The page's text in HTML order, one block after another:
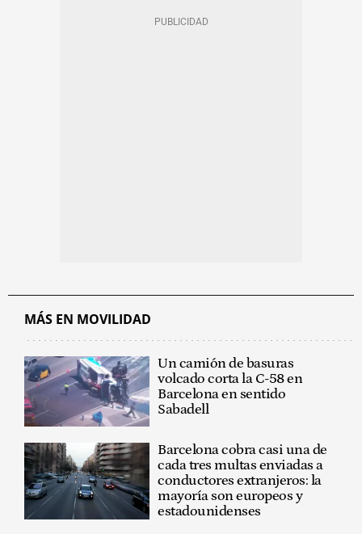
MÁS EN MOVILIDAD
Un camión de basuras
volcado corta la C-58 en
Barcelona en sentido
Sabadell
Barcelona cobra casi una de
cada tres multas enviadas a
conductores extranjeros: la
mayoría son europeos y
estadounidenses